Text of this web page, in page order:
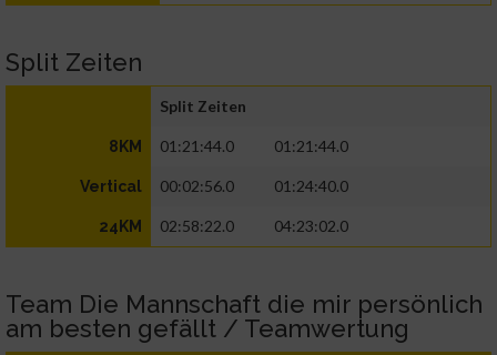
Split Zeiten
Split Zeiten
8KM 01:21:44.0 01:21:44.0
Vertical 00:02:56.0 01:24:40.0
24KM 02:58:22.0 04:23:02.0
Team Die Mannschaft die mir persönlich
am besten gefällt / Teamwertung